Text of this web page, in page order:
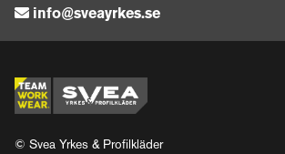
info@sveayrkes.se
© Svea Yrkes & Profilkläder